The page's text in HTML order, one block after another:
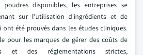
disponibles, les entreprises se
sur l'utilisation d'ingrédients et de
ont été prouvés dans les études cliniques.
pour les marques de gérer des coûts de
et des réglementations strictes,